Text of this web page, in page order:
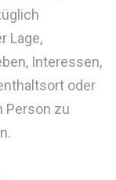
Lage,
Interessen,
oder
Person zu